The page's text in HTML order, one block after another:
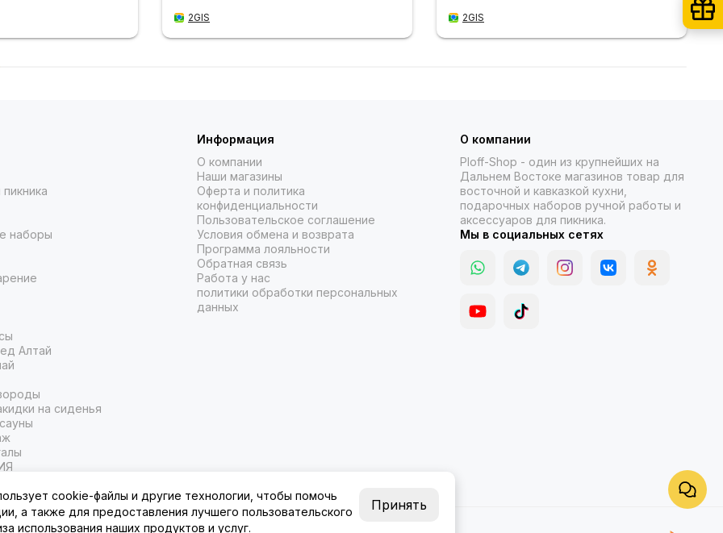
2GIS 2GIS
наборы
Алтай
на сиденья
Информация
О компании
Наши магазины
Оферта и политика
конфиденциальности
Пользовательское соглашение
Условия обмена и возврата
Программа лояльности
Обратная связь
Работа у нас
политики обработки персональных
данных
О компании
Ploff-Shop - один из крупнейших на
Дальнем Востоке магазинов товар для
восточной и кавказкой кухни,
подарочных наборов ручной работы и
аксессуаров для пикника.
Мы в социальных сетях
Карта сайта
cookie-файлы и другие технологии, чтобы помочь
а также для предоставления лучшего пользовательского
использования наших продуктов и услуг.
Принять